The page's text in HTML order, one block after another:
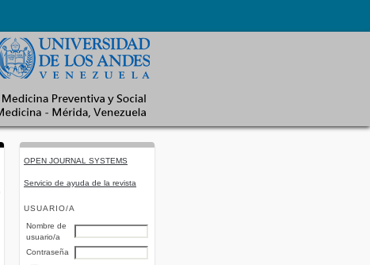
OPEN JOURNAL SYSTEMS
Servicio de ayuda de la revista
USUARIO/A
Nombre de
usuario/a
Contraseña